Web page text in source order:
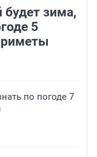
будет зима,
5
по погоде 7